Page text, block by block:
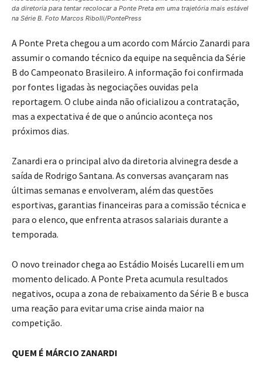
da diretoria para tentar recolocar a Ponte Preta em uma trajetória mais estável
na Série B. Foto Marcos Ribolli/PontePress
A Ponte Preta chegou a um acordo com Márcio Zanardi para
assumir o comando técnico da equipe na sequência da Série
B do Campeonato Brasileiro. A informação foi confirmada
por fontes ligadas às negociações ouvidas pela
reportagem. O clube ainda não oficializou a contratação,
mas a expectativa é de que o anúncio aconteça nos
próximos dias.
Zanardi era o principal alvo da diretoria alvinegra desde a
saída de Rodrigo Santana. As conversas avançaram nas
últimas semanas e envolveram, além das questões
esportivas, garantias financeiras para a comissão técnica e
para o elenco, que enfrenta atrasos salariais durante a
temporada.
O novo treinador chega ao Estádio Moisés Lucarelli em um
momento delicado. A Ponte Preta acumula resultados
negativos, ocupa a zona de rebaixamento da Série B e busca
uma reação para evitar uma crise ainda maior na
competição.
QUEM É MÁRCIO ZANARDI